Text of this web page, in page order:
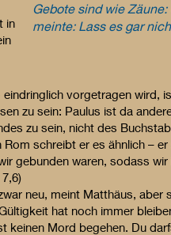
in
Gebote sind wie
meinte: Lass es gar
vorgetragen wird,
zu sein: Paulus ist da
zu sein, nicht des
Rom schreibt er es ähnlich –
gebunden waren, sodass
neu, meint Matthäus, aber
hat noch immer
keinen Mord begehen. Du